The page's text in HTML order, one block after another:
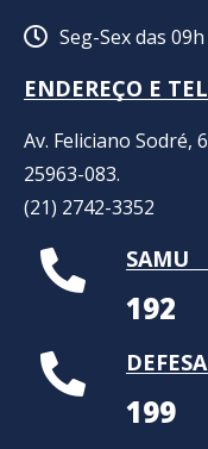
Seg-Sex das
ENDEREÇO E
Av. Feliciano Sodré,
25963-083.
(21) 2742-3352​
SAMU
192
199